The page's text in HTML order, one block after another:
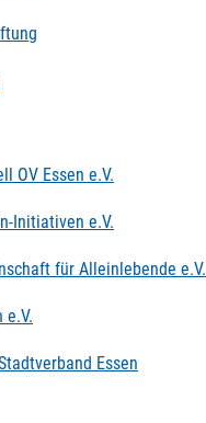
OV Essen e.V.
Initiativen e.V.
für Alleinlebende e.V.
e.V.
Essen